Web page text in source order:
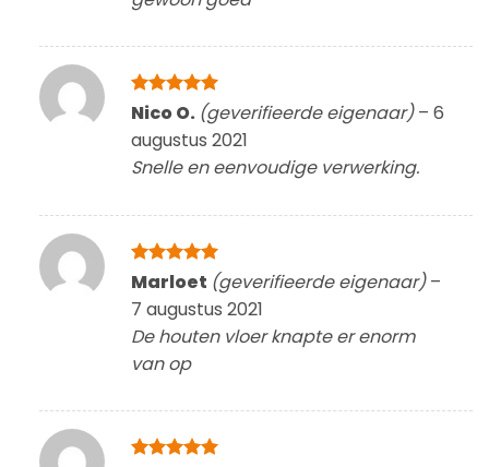
Gewaardeerd
Nico O. (geverifieerde eigenaar) – 6
augustus 2021
Snelle en eenvoudige verwerking.
Gewaardeerd
Marloet (geverifieerde eigenaar) –
7 augustus 2021
De houten vloer knapte er enorm
van op